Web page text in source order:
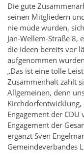
Die gute
seinen Mitgliedern
nie müde wurden,
Jan-Wellem-Straße 8,
die Ideen bereits vor
aufgenommen
„Das ist eine tolle
Zusammenhalt zahlt
Allgemeinen, denn
Kirchdorfentwicklung,
Engagement der
Engagement der
ergänzt Sven
Gemeindeverbandes